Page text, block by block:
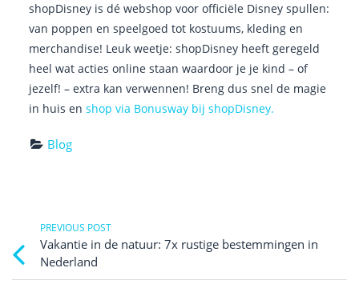
shopDisney is dé webshop voor officiële Disney spullen:
van poppen en speelgoed tot kostuums, kleding en
merchandise! Leuk weetje: shopDisney heeft geregeld
heel wat acties online staan waardoor je je kind – of
jezelf! – extra kan verwennen! Breng dus snel de magie
in huis en shop via Bonusway bij shopDisney.
Blog
Post
navigation
PREVIOUS POST
Vakantie in de natuur: 7x rustige bestemmingen in
Nederland